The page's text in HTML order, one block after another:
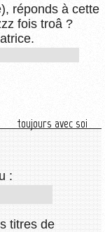
réponds à cette
fois troâ ?
toujours avec soi
:
titres de